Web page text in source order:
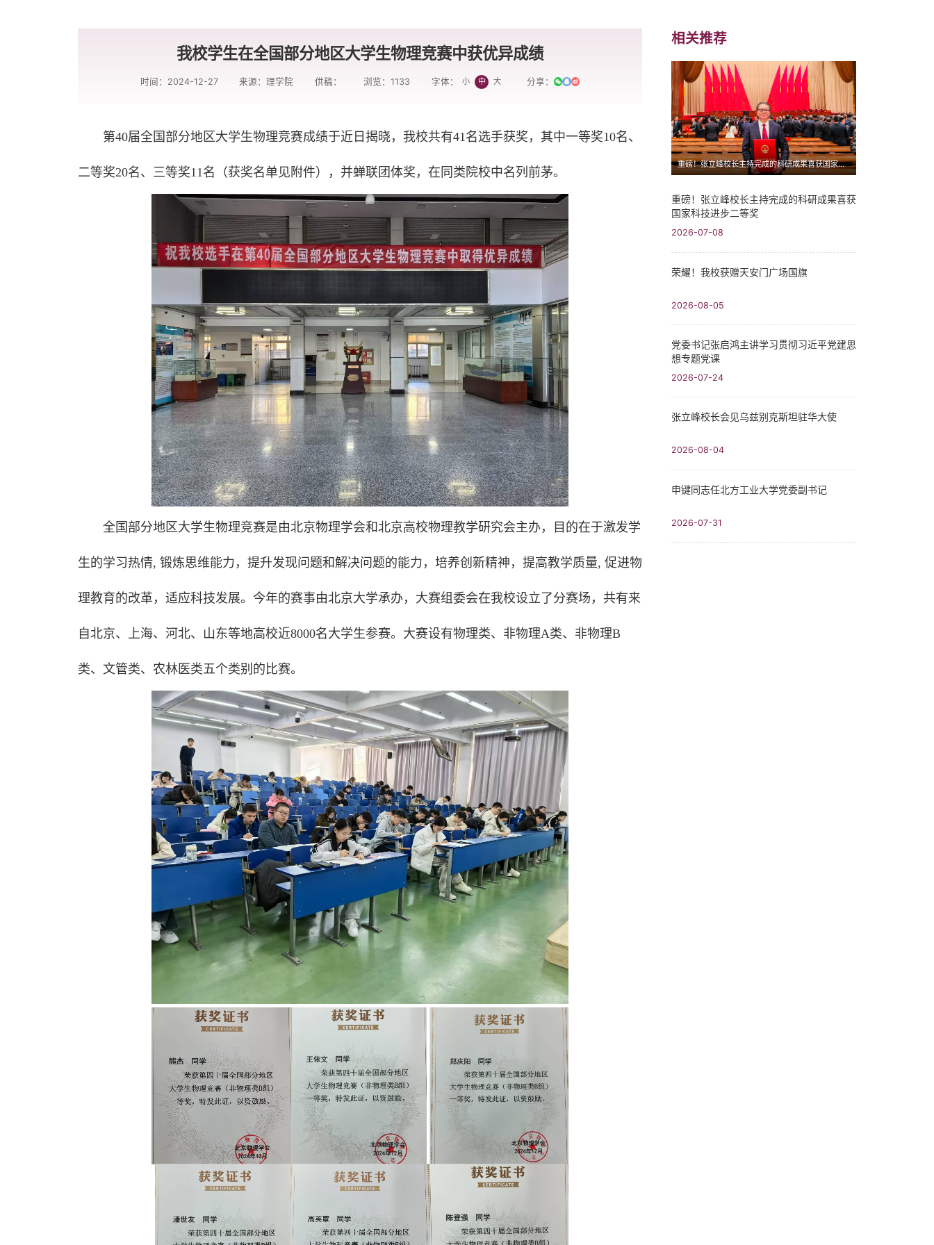
我校学生在全国部分地区大学生物理竞赛中获优异成绩
时间：2024-12-27 来源：理学院 供稿： 浏览： 1133 字体： 小 中 大 分享：
第40届全国部分地区大学生物理竞赛成绩于近日揭晓，我校共有41名选手获奖，其中一等奖10名、
二等奖20名、三等奖11名（获奖名单见附件），并蝉联团体奖，在同类院校中名列前茅。
全国部分地区大学生物理竞赛是由北京物理学会和北京高校物理教学研究会主办，目的在于激发学
生的学习热情, 锻炼思维能力，提升发现问题和解决问题的能力，培养创新精神，提高教学质量, 促进物
理教育的改革，适应科技发展。今年的赛事由北京大学承办，大赛组委会在我校设立了分赛场，共有来
自北京、上海、河北、山东等地高校近8000名大学生参赛。大赛设有物理类、非物理A类、非物理B
类、文管类、农林医类五个类别的比赛。
相关推荐
重磅！张立峰校长主持完成的科研成果喜获国家科技进步二等奖
重磅！张立峰校长主持完成的科研成果喜获
国家科技进步二等奖
2026-07-08
荣耀！我校获赠天安门广场国旗
2026-08-05
党委书记张启鸿主讲学习贯彻习近平党建思
想专题党课
2026-07-24
张立峰校长会见乌兹别克斯坦驻华大使
2026-08-04
申键同志任北方工业大学党委副书记
2026-07-31